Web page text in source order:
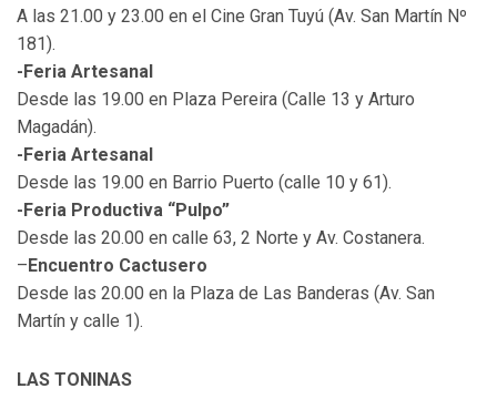
A las 21.00 y 23.00 en el Cine Gran Tuyú (Av. San Martín Nº
181).
-Feria Artesanal
Desde las 19.00 en Plaza Pereira (Calle 13 y Arturo
Magadán).
-Feria Artesanal
Desde las 19.00 en Barrio Puerto (calle 10 y 61).
-Feria Productiva “Pulpo”
Desde las 20.00 en calle 63, 2 Norte y Av. Costanera.
–Encuentro Cactusero
Desde las 20.00 en la Plaza de Las Banderas (Av. San
Martín y calle 1).
LAS TONINAS